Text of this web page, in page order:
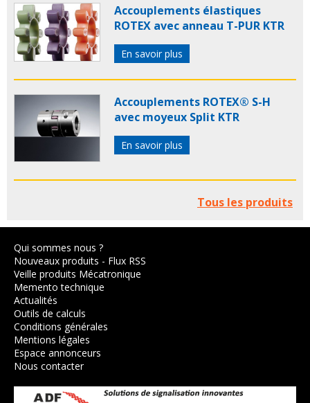
Accouplements élastiques
ROTEX avec anneau T-PUR KTR
En savoir plus
Accouplements ROTEX® S-H
avec moyeux Split KTR
En savoir plus
Tous les produits
Qui sommes nous ?
Nouveaux produits - Flux RSS
Veille produits Mécatronique
Memento technique
Actualités
Outils de calculs
Conditions générales
Mentions légales
Espace annonceurs
Nous contacter